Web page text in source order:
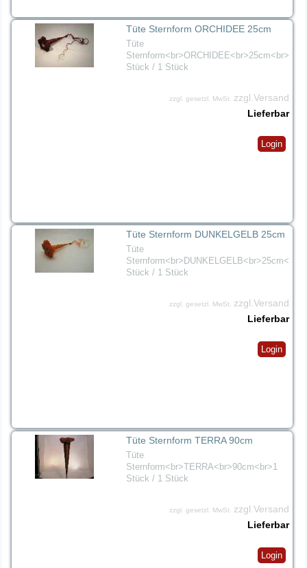
Tüte Sternform ORCHIDEE 25cm
Tüte
Sternform<br>ORCHIDEE<br>25cm<br>1
Stück / 1 Stück
zzgl. gesetzl. MwSt.
zzgl.Versand
Lieferbar
Login
Tüte Sternform DUNKELGELB 25cm
Tüte
Sternform<br>DUNKELGELB<br>25cm<br>1
Stück / 1 Stück
zzgl. gesetzl. MwSt. zzgl.Versand
Lieferbar
Login
Tüte Sternform TERRA 90cm
Tüte
Sternform<br>TERRA<br>90cm<br>1
Stück / 1 Stück
zzgl. gesetzl. MwSt.
zzgl.Versand
Lieferbar
Login